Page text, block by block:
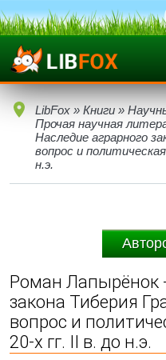
LibFox » Книги »
Прочая научная
Наследие аграрного
вопрос и
н.э.
Роман Лапырёнок
закона Тиберия
вопрос и
20-х гг. II в. до н.э.